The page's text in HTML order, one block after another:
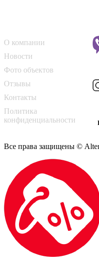
О компании
Новости
Фото объектов
Отзывы
Контакты
Политика
конфиденциальности
Все права защищены ©